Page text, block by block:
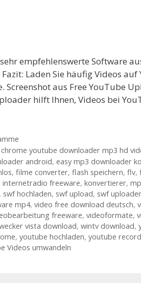
empfehlenswerte Software
Laden Sie häufig Videos auf
Screenshot aus Free YouTube
hilft Ihnen, Videos bei
chrome youtube downloader mp3 hd
android, easy mp3 downloader
, filme converter, flash speichern, flv,
internetradio freeware, konvertierer,
swf hochladen, swf upload, swf uploader
mp4, video free download deutsch,
freeware, videoformate,
vista download, wintv download,
, youtube hochladen, youtube
Videos umwandeln